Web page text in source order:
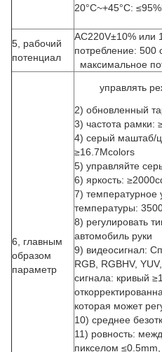
20°C~+45°C:
5, рабочий
потенциал
AC220V±10% или
потребление: 500
максимальное
6, главным
образом
параметр
управлять
2) обновленный
3) частота рамки:
4) серый маштаб/
≥16.7Mcolors
5) управляйте
6) яркость:
7) температурное
температуры:
8) регулировать
автомобиль руки
9) видеосигнал:
RGB, RGBHV,
сигнала: кривый
которая может
10) среднее
11) ровность:
пикселом